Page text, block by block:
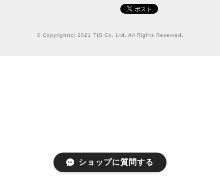
© Copyright(c) 2021 TIS Co. Ltd. All Rights Reserved.
ショップに質問する